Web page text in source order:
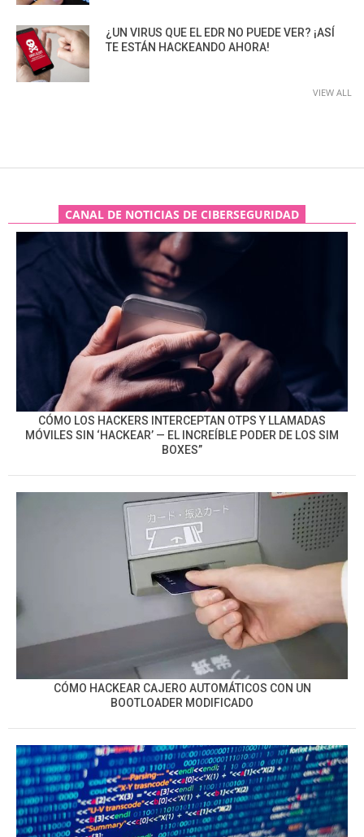
¿UN VIRUS QUE EL EDR NO PUEDE VER? ¡ASÍ
TE ESTÁN HACKEANDO AHORA!
VIEW ALL
CANAL DE NOTICIAS DE CIBERSEGURIDAD
CÓMO LOS HACKERS INTERCEPTAN OTPS Y LLAMADAS
MÓVILES SIN ‘HACKEAR’ — EL INCREÍBLE PODER DE LOS SIM
BOXES”
CÓMO HACKEAR CAJERO AUTOMÁTICOS CON UN
BOOTLOADER MODIFICADO